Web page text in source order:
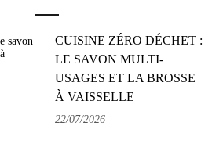
CUISINE ZÉRO DÉCHET :
LE SAVON MULTI-
USAGES ET LA BROSSE
À VAISSELLE
22/07/2026